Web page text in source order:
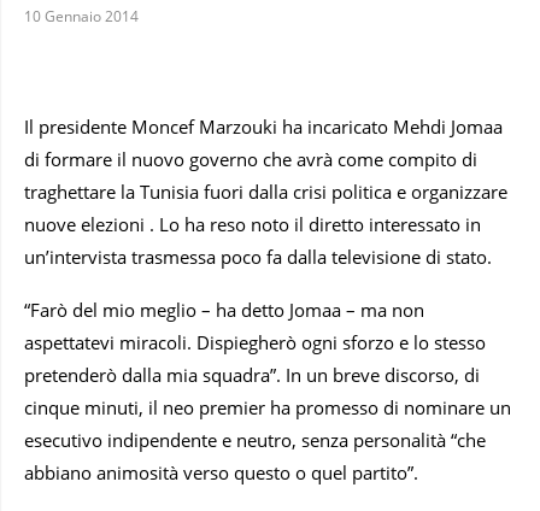
10 Gennaio 2014
Il presidente Moncef Marzouki ha incaricato Mehdi Jomaa
di formare il nuovo governo che avrà come compito di
traghettare la Tunisia fuori dalla crisi politica e organizzare
nuove elezioni . Lo ha reso noto il diretto interessato in
un’intervista trasmessa poco fa dalla televisione di stato.
“Farò del mio meglio – ha detto Jomaa – ma non
aspettatevi miracoli. Dispiegherò ogni sforzo e lo stesso
pretenderò dalla mia squadra”. In un breve discorso, di
cinque minuti, il neo premier ha promesso di nominare un
esecutivo indipendente e neutro, senza personalità “che
abbiano animosità verso questo o quel partito”.